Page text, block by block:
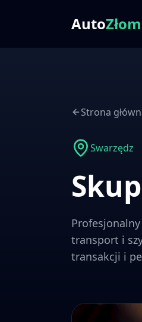
AutoZłom
Strona
Swarzędz
Profesjonalny
transport i
transakcji i